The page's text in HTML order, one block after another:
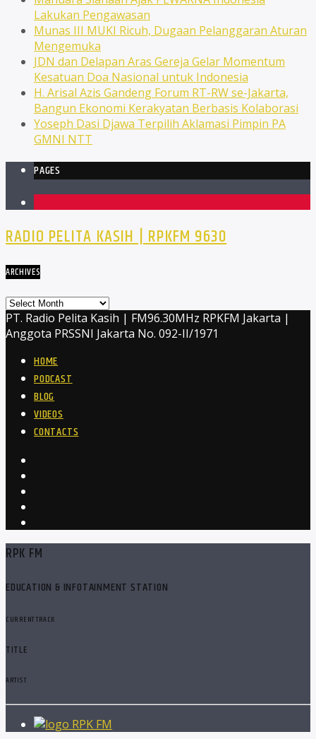
Lakukan Pengawasan
Munas III MUKI Ricuh, Dugaan Pelanggaran Aturan
Mengemuka
JDN dan Delapan Aras Gereja Gelar Momentum
Kesatuan Doa Nasional untuk Indonesia
H. Arisal Azis Gandeng Forum RT-RW se-Jakarta,
Bangun Ekonomi Kerakyatan Berbasis Kolaborasi
Yoseph Dasi Djawa Terpilih Aklamasi Pimpin PA
GMNI NTT
PAGES
RADIO PELITA KASIH | RPKFM 9630
ARCHIVES
Archives
PT. Radio Pelita Kasih | FM96.30MHz RPKFM Jakarta |
Anggota PRSSNI Jakarta No. 092-II/1971
HOME
PODCAST
BLOG
VIDEOS
CONTACTS
RPK FM
EDUCATION & INFOTAINMENT STATION
CURRENT TRACK
TITLE
ARTIST
RPK FM